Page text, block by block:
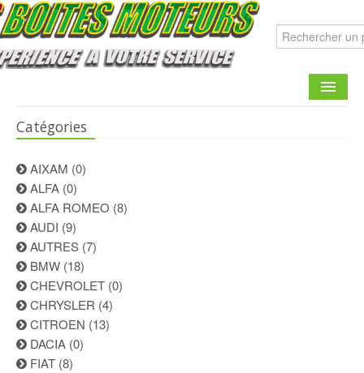
CATALOGUE
FAIRE UNE DEMANDE
CONTACT
Catégories
AIXAM (0)
ALFA (0)
ALFA ROMEO (8)
AUDI (9)
AUTRES (7)
BMW (18)
CHEVROLET (0)
CHRYSLER (4)
CITROEN (13)
DACIA (0)
FIAT (8)